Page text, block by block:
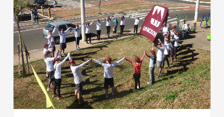
primeira
caminhada
para
cooperados,
colaboradores
e
suas
famílias